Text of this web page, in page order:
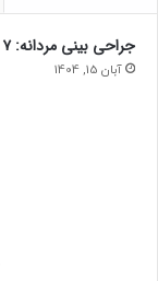
جراحی بینی مردانه: ۷ تفاوت کلیدی که بینی شما را “زنانه” نمی‌کند!
آبان 15, 1404